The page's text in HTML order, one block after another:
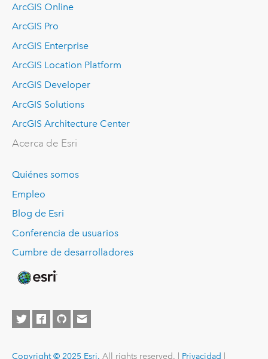
ArcGIS Online
ArcGIS Pro
ArcGIS Enterprise
ArcGIS Location Platform
ArcGIS Developer
ArcGIS Solutions
ArcGIS Architecture Center
Acerca de Esri
Quiénes somos
Empleo
Blog de Esri
Conferencia de usuarios
Cumbre de desarrolladores
Copyright © 2025 Esri. All rights reserved. | Privacidad